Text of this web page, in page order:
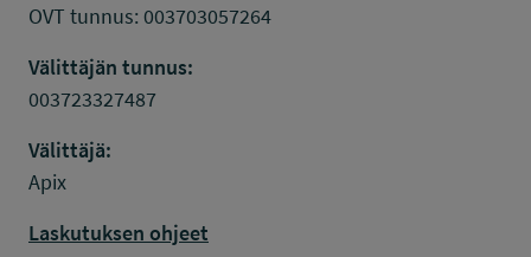
OVT tunnus: 003703057264
Välittäjän tunnus:
003723327487
Välittäjä:
Apix
Laskutuksen ohjeet